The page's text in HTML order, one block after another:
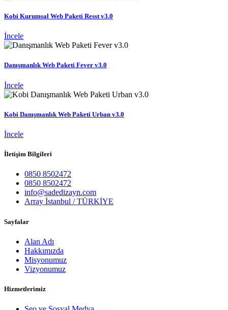
Kobi Kurumsal Web Paketi Resst v3.0
İncele
Danışmanlık Web Paketi Fever v3.0
İncele
Kobi Danışmanlık Web Paketi Urban v3.0
İncele
İletişim Bilgileri
0850 8502472
0850 8502472
info@sadedizayn.com
Array İstanbul / TÜRKİYE
Sayfalar
Alan Adı
Hakkımızda
Misyonumuz
Vizyonumuz
Hizmetlerimiz